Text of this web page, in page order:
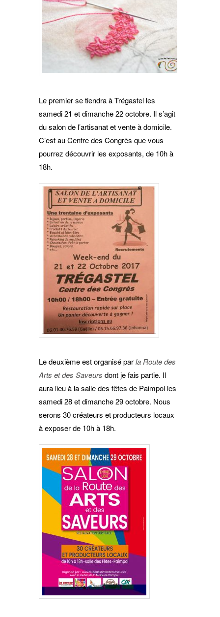
Le premier se tiendra à Trégastel les
samedi 21 et dimanche 22 octobre. Il s’agit
du salon de l’artisanat et vente à domicile.
C’est au Centre des Congrès que vous
pourrez découvrir les exposants, de 10h à
18h.
Le deuxième est organisé parla Route des
Arts et des Saveurs dont je fais partie. Il
aura lieu à la salle des fêtes de Paimpol les
samedi 28 et dimanche 29 octobre. Nous
serons 30 créateurs et producteurs locaux
à exposer de 10h à 18h.